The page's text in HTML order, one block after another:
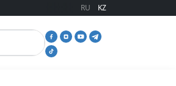
RU KZ